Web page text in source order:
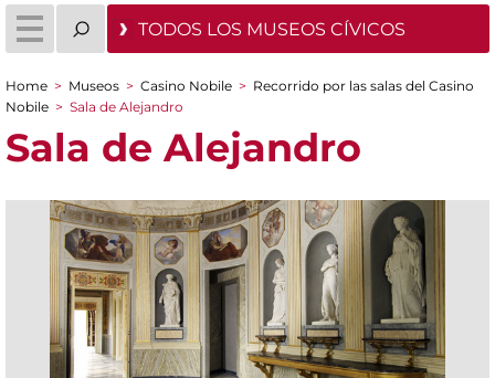
TODOS LOS MUSEOS CÍVICOS
You are here
Home > Museos > Casino Nobile > Recorrido por las salas del Casino
Nobile > Sala de Alejandro
Sala de Alejandro